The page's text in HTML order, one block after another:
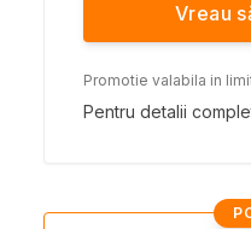
Vreau
Promotie valabila in
Pentru detalii